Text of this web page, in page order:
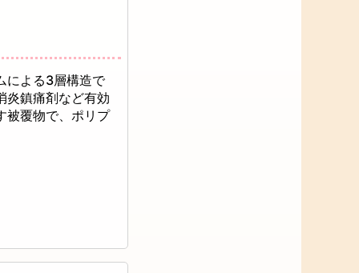
による3層構造で
炎鎮痛剤など有効
被覆物で、ポリプ